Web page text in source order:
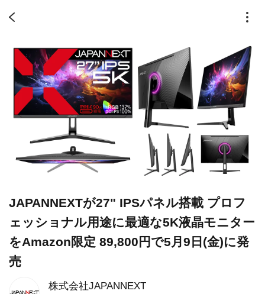
株式会社JAPANNEXT
JAPANNEXTが27" IPSパネル搭載 プロフ
ェッショナル用途に最適な5K液晶モニター
をAmazon限定 89,800円で5月9日(金)に発
売